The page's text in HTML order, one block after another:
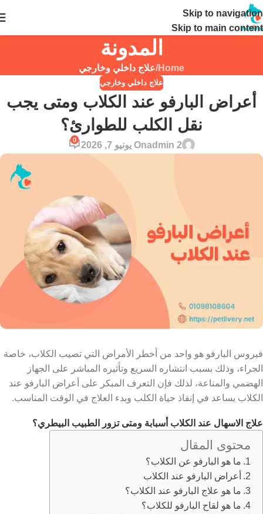
Skip to navigation
Skip to main content
المدونة
Home
/علاج داخلي وخارجي
علاج داخلي وخارجي
أعراض البارفو عند الكلاب ومتى يجب
نقل الكلب للطوارئ؟
admin 2On يونيو 7, 2026
0
فيروس البارفو هو واحد من أخطر الأمراض التي تصيب الكلاب، خاصة
الجراء، وذلك بسبب انتشاره السريع وتأثيره المباشر على الجهاز
الهضمي والمناعة، لذلك فإن التعرف المبكر على أعراض البارفو عند
الكلاب يساعد في إنقاذ حياة الكلب وبدء العلاج في الوقت المناسب.
علاج الاسهال عند الكلاب أسبابة ومتى تزور الطبيب البيطري؟
محتوى المقال
ما هو البارفو عن الكلاب؟
أعراض البارفو عند الكلاب
ما هو علاج البارفو عند الكلاب؟
ما هو لقاح البارفو للكلاب؟